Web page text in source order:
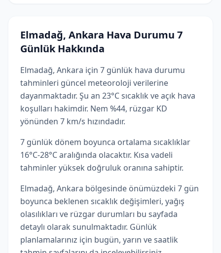
Elmadağ, Ankara Hava Durumu 7
Günlük Hakkında
Elmadağ, Ankara için 7 günlük hava durumu
tahminleri güncel meteoroloji verilerine
dayanmaktadır. Şu an 23°C sıcaklık ve açık hava
koşulları hakimdir. Nem %44, rüzgar KD
yönünden 7 km/s hızındadır.
7 günlük dönem boyunca ortalama sıcaklıklar
16°C-28°C aralığında olacaktır. Kısa vadeli
tahminler yüksek doğruluk oranına sahiptir.
Elmadağ, Ankara bölgesinde önümüzdeki 7 gün
boyunca beklenen sıcaklık değişimleri, yağış
olasılıkları ve rüzgar durumları bu sayfada
detaylı olarak sunulmaktadır. Günlük
planlamalarınız için bugün, yarın ve saatlik